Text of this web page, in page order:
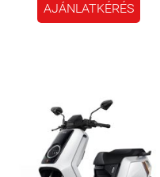
AJÁNLATKÉRÉS